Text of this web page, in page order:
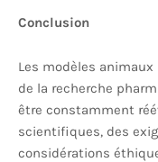
Conclusion
Les modèles
de la recherche
être constamment
scientifiques, des
considérations